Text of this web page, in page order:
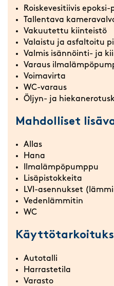
Roiskevesitiivis
Tallentava
Vakuutettu kiinteistö
Valaistu ja asfaltoitu
Valmis isännöinti- ja
Varaus
Voimavirta
WC-varaus
Öljyn- ja
Mahdolliset
Allas
Hana
Ilmalämpöpumppu
Lisäpistokkeita
LVI-asennukset
Vedenlämmitin
WC
Autotalli
Harrastetila
Varasto